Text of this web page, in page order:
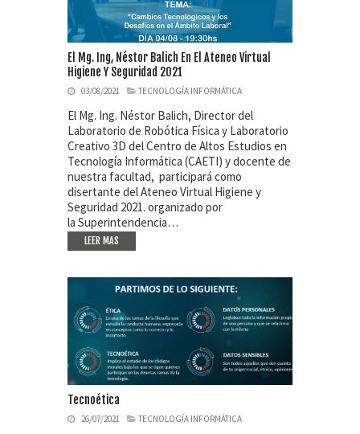
El Mg. Ing, Néstor Balich En El Ateneo Virtual
Higiene Y Seguridad 2021
03/08/2021 TECNOLOGÍA INFORMÁTICA
El Mg. Ing. Néstor Balich, Director del
Laboratorio de Robótica Física y Laboratorio
Creativo 3D del Centro de Altos Estudios en
Tecnología Informática (CAETI) y docente de
nuestra facultad, participará como
disertante del Ateneo Virtual Higiene y
Seguridad 2021. organizado por
la Superintendencia…
LEER MAS
Tecnoética
26/07/2021 TECNOLOGÍA INFORMÁTICA